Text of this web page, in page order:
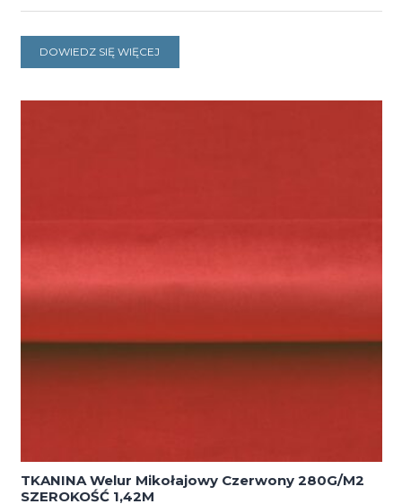
DOWIEDZ SIĘ WIĘCEJ
TKANINA Welur Mikołajowy Czerwony 280G/M2
SZEROKOŚĆ 1,42M